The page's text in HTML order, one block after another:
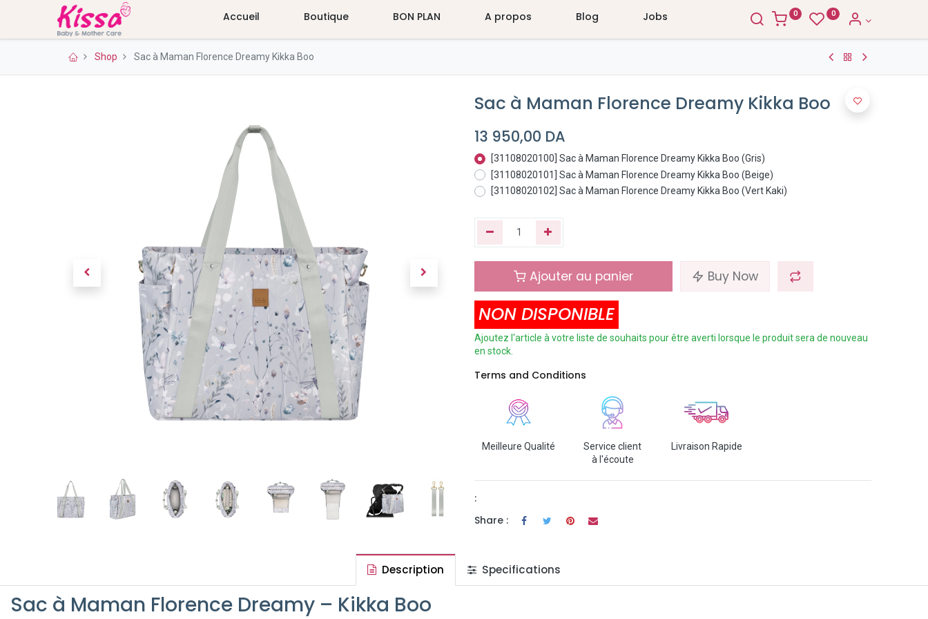
Accueil Boutique BON PLAN A propos Blog Jobs 0 0
Shop Sac à Maman Florence Dreamy Kikka Boo
Sac à Maman Florence Dreamy Kikka Boo
13 950,00 DA
[31108020100] Sac à Maman Florence Dreamy Kikka Boo (Gris)
[31108020101] Sac à Maman Florence Dreamy Kikka Boo (Beige)
[31108020102] Sac à Maman Florence Dreamy Kikka Boo (Vert Kaki)
Ajouter au panier Buy Now
NON DISPONIBLE
Ajoutez l'article à votre liste de souhaits pour être averti lorsque le produit sera de nouveau
en stock.
Terms and Conditions
Meilleure Qualité
Service client
à l'écoute
Livraison Rapide
:
Share :
Description Specifications
Sac à Maman Florence Dreamy – Kikka Boo